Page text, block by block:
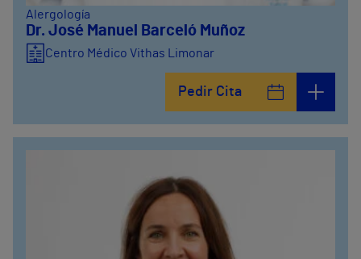
Alergología
Dr. José Manuel Barceló Muñoz
Centro Médico Vithas Limonar
Pedir Cita